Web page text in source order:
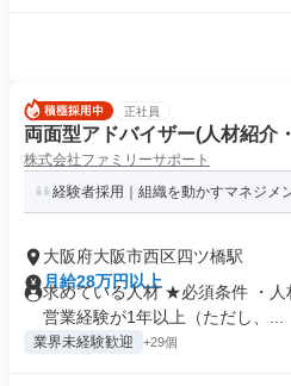
正社員
両面型アドバイザー(人材紹介
株式会社ファミリーサポート
経験者採用｜組織を動かすマネジメ
大阪府大阪市西区四ツ橋駅
月給28万円以上
求めている人材 ★必須条件 ・人
営業経験が1年以上（ただし、...
業界未経験歓迎 +29個